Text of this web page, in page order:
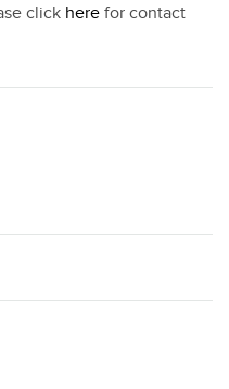
click here for contact